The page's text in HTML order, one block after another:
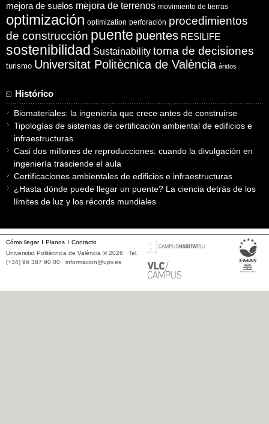
mejora de suelos mejora de terrenos movimiento de tierras
optimización optimization perforación procedimientos
de construcción puente puentes RESILIFE
sostenibilidad Sustainability toma de decisiones
turismo Universitat Politècnica de València áridos
Histórico
Biomateriales: la ingeniería que crece antes de construirse
Tipologías de sistemas de certificación ambiental de edificios e
infraestructuras
Casi dos millones de reproducciones: cuando la divulgación en
ingeniería trasciende el aula
Certificaciones ambientales de edificios e infraestructuras
¿Hasta dónde puede llegar un puente? La ciencia detrás de los
límites de luz y los récords mundiales
Cómo llegar Planos
Contacto
Universitat Politècnica de València © 2026 · Tel.
(+34) 96 387 90 00 · informacion@upv.es